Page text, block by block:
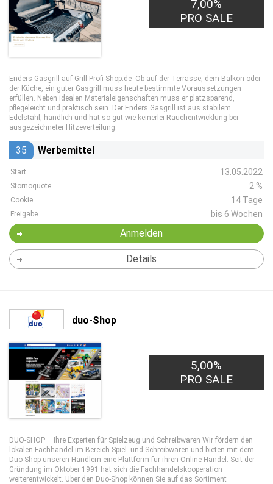
7,00%
PRO SALE
Enders Gasgrill auf Grill-Profi-Shop.de Ob auf der Terrasse, dem Balkon oder
der Küche, ein guter Gasgrill muss heute bestimmte Voraussetzungen
erfüllen. Neben idealen Materialeigenschaften muss er platzsparend,
pflegeleicht und praktisch sein. Der Enders Gasgrill ist aus stabilem
Edelstahl, handlich und hat so gut wie keinerlei Rauchentwicklung bei
ausgezeichneter Hitzeverteilung.
35 Werbemittel
Start 13.05.2022
Stornoquote 2 %
Cookie 14 Tage
Freigabe bis 6 Wochen
Anmelden
Details
duo-Shop
5,00%
PRO SALE
DUO-SHOP – Ihre Experten für Spielzeug und Schreibwaren Wir fördern den
lokalen Fachhandel im Bereich Spiel- und Schreibwaren und bieten mit dem
Duo-Shop unseren Händlern eine Plattform für ihren Online-Handel. Seit der
Gründung im Oktober 1991 hat sich die Fachhandelskooperation
weiterentwickelt. Über den Duo-Shop können Sie auf das Sortiment